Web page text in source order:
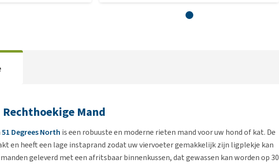
Mand
51 Degrees North is een robuuste en moderne rieten mand voor uw hond of kat. De
en heeft een lage instaprand zodat uw viervoeter gemakkelijk zijn ligplekje kan
geleverd met een afritsbaar binnenkussen, dat gewassen kan worden op 30